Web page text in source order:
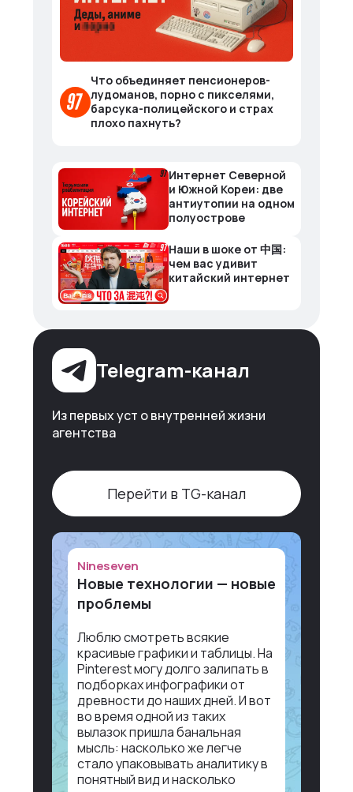
Что объединяет пенсионеров-
лудоманов, порно с пикселями,
барсука-полицейского и страх
плохо пахнуть?
Интернет Северной
и Южной Кореи: две
антиутопии на одном
полуострове
Наши в шоке от 中国:
чем вас удивит
китайский интернет
Telegram-канал
Из первых уст о внутренней жизни
агентства
Перейти в TG-канал
Nineseven
Новые технологии — новые
проблемы
Люблю смотреть всякие
красивые графики и таблицы. На
Pinterest могу долго залипать в
подборках инфографики от
древности до наших дней. И вот
во время одной из таких
вылазок пришла банальная
мысль: насколько же легче
стало упаковывать аналитику в
понятный вид и насколько